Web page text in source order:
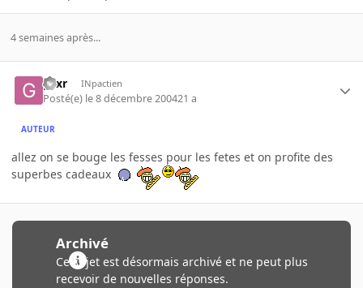
4 semaines après...
gsxr INpactien
Posté(e) le 8 décembre 200421 a
AUTEUR
allez on se bouge les fesses pour les fetes et on profite des
superbes cadeaux
Archivé
Ce sujet est désormais archivé et ne peut plus
recevoir de nouvelles réponses.